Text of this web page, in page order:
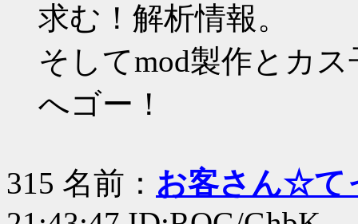
求む！解析情報。
そしてmod製作とカ
へゴー！
315 名前： お客さん☆て